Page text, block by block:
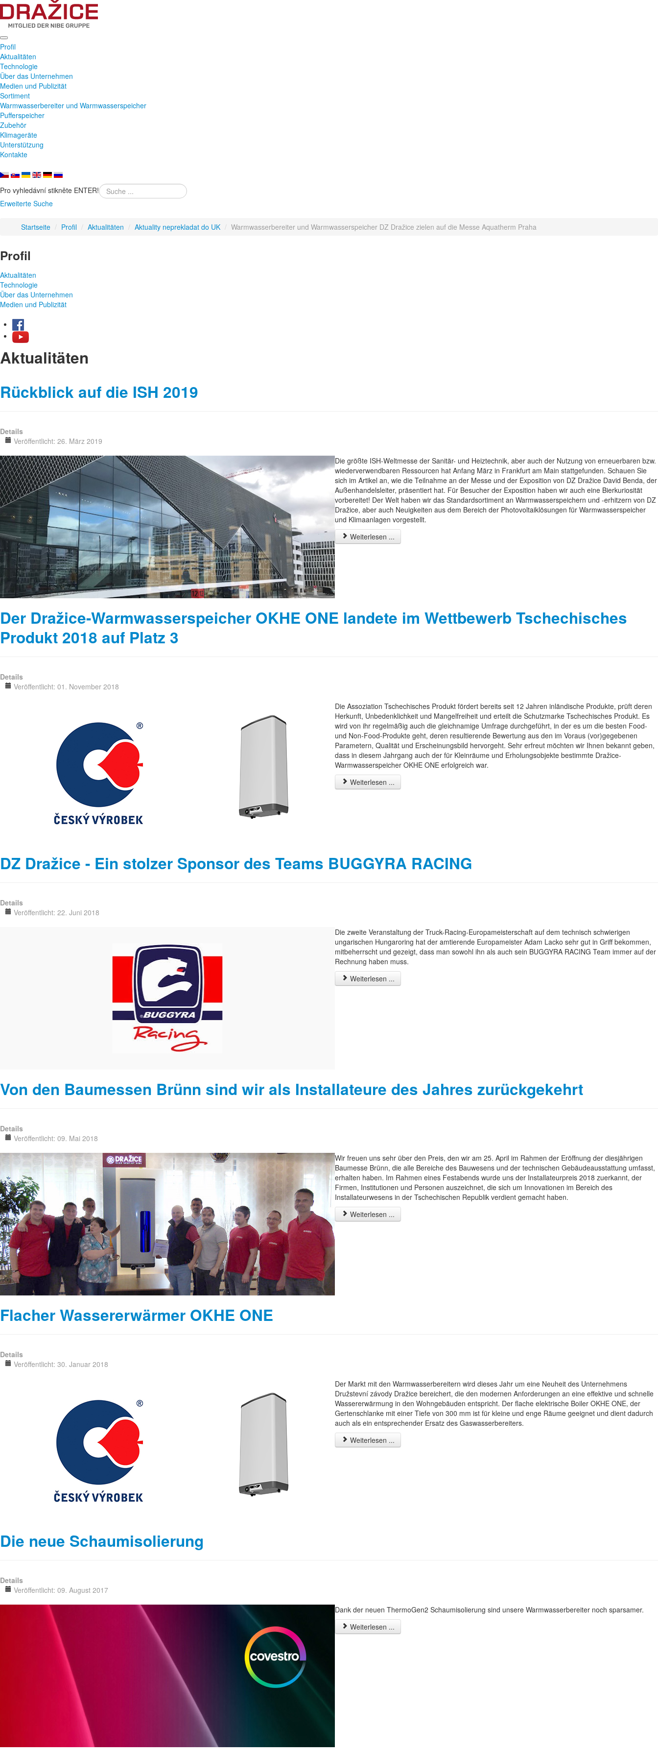
Profil
Aktualitäten
Technologie
Über das Unternehmen
Medien und Publizität
Sortiment
Warmwasserbereiter und Warmwasserspeicher
Pufferspeicher
Zubehör
Klimageräte
Unterstützung
Kontakte
Pro vyhledávní stikněte ENTER!
Erweiterte Suche
Startseite / Profil / Aktualitäten / Aktuality neprekladat do UK / Warmwasserbereiter und Warmwasserspeicher DZ Dražice zielen auf die Messe Aquatherm Praha
Profil
Aktualitäten
Technologie
Über das Unternehmen
Medien und Publizität
Aktualitäten
Rückblick auf die ISH 2019
Details
Veröffentlicht: 26. März 2019
Die größte ISH-Weltmesse der Sanitär- und Heiztechnik, aber auch der Nutzung von erneuerbaren bzw.
wiederverwendbaren Ressourcen hat Anfang März in Frankfurt am Main stattgefunden. Schauen Sie
sich im Artikel an, wie die Teilnahme an der Messe und der Exposition von DZ Dražice David Benda, der
Außenhandelsleiter, präsentiert hat. Für Besucher der Exposition haben wir auch eine Bierkuriosität
vorbereitet! Der Welt haben wir das Standardsortiment an Warmwasserspeichern und -erhitzern von DZ
Dražice, aber auch Neuigkeiten aus dem Bereich der Photovoltaiklösungen für Warmwasserspeicher
und Klimaanlagen vorgestellt.
Weiterlesen ...
Der Dražice-Warmwasserspeicher OKHE ONE landete im Wettbewerb Tschechisches
Produkt 2018 auf Platz 3
Details
Veröffentlicht: 01. November 2018
Die Assoziation Tschechisches Produkt fördert bereits seit 12 Jahren inländische Produkte, prüft deren
Herkunft, Unbedenklichkeit und Mangelfreiheit und erteilt die Schutzmarke Tschechisches Produkt. Es
wird von ihr regelmäßig auch die gleichnamige Umfrage durchgeführt, in der es um die besten Food-
und Non-Food-Produkte geht, deren resultierende Bewertung aus den im Voraus (vor)gegebenen
Parametern, Qualität und Erscheinungsbild hervorgeht. Sehr erfreut möchten wir Ihnen bekannt geben,
dass in diesem Jahrgang auch der für Kleinräume und Erholungsobjekte bestimmte Dražice-
Warmwasserspeicher OKHE ONE erfolgreich war.
Weiterlesen ...
DZ Dražice - Ein stolzer Sponsor des Teams BUGGYRA RACING
Details
Veröffentlicht: 22. Juni 2018
Die zweite Veranstaltung der Truck-Racing-Europameisterschaft auf dem technisch schwierigen
ungarischen Hungaroring hat der amtierende Europameister Adam Lacko sehr gut in Griff bekommen,
mitbeherrscht und gezeigt, dass man sowohl ihn als auch sein BUGGYRA RACING Team immer auf der
Rechnung haben muss.
Weiterlesen ...
Von den Baumessen Brünn sind wir als Installateure des Jahres zurückgekehrt
Details
Veröffentlicht: 09. Mai 2018
Wir freuen uns sehr über den Preis, den wir am 25. April im Rahmen der Eröffnung der diesjährigen
Baumesse Brünn, die alle Bereiche des Bauwesens und der technischen Gebäudeausstattung umfasst,
erhalten haben. Im Rahmen eines Festabends wurde uns der Installateurpreis 2018 zuerkannt, der
Firmen, Institutionen und Personen auszeichnet, die sich um Innovationen im Bereich des
Installateurwesens in der Tschechischen Republik verdient gemacht haben.
Weiterlesen ...
Flacher Wassererwärmer OKHE ONE
Details
Veröffentlicht: 30. Januar 2018
Der Markt mit den Warmwasserbereitern wird dieses Jahr um eine Neuheit des Unternehmens
Družstevní závody Dražice bereichert, die den modernen Anforderungen an eine effektive und schnelle
Wassererwärmung in den Wohngebäuden entspricht. Der flache elektrische Boiler OKHE ONE, der
Gertenschlanke mit einer Tiefe von 300 mm ist für kleine und enge Räume geeignet und dient dadurch
auch als ein entsprechender Ersatz des Gaswasserbereiters.
Weiterlesen ...
Die neue Schaumisolierung
Details
Veröffentlicht: 09. August 2017
Dank der neuen ThermoGen2 Schaumisolierung sind unsere Warmwasserbereiter noch sparsamer.
Weiterlesen ...